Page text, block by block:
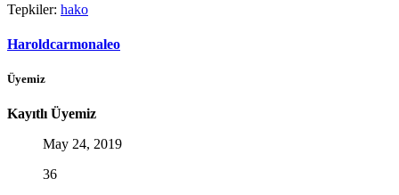
Tepkiler: hako
Haroldcarmonaleo
Üyemiz
Kayıtlı Üyemiz
May 24, 2019
36